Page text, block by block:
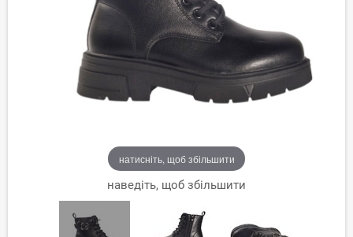
натисніть, щоб збільшити
наведіть, щоб збільшити